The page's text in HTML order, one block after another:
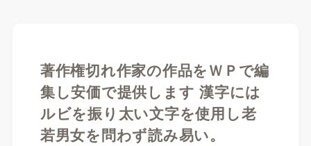
著作権切れ作家の作品をＷＰで編
集し安価で提供します 漢字には
ルビを振り太い文字を使用し老
若男女を問わず読み易い。